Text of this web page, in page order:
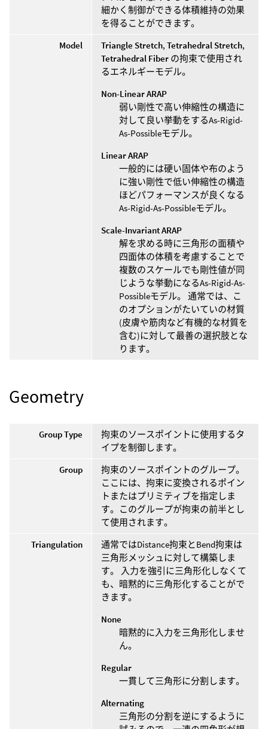
細かく制御ができる体積維持の効果
を得ることができます。
Model
Triangle Stretch, Tetrahedral Stretch,
Tetrahedral Fiber の拘束で使用され
るエネルギーモデル。
Non-Linear ARAP
弱い剛性で高い伸縮性の構造に
対して良い挙動をするAs-Rigid-
As-Possibleモデル。
Linear ARAP
一般的には硬い固体や布のよう
に強い剛性で低い伸縮性の構造
ほどパフォーマンスが良くなる
As-Rigid-As-Possibleモデル。
Scale-Invariant ARAP
解を求める時に三角形の面積や
四面体の体積を考慮することで
複数のスケールでも剛性値が同
じような挙動になるAs-Rigid-As-
Possibleモデル。 通常では、こ
のオプションがたいていの材質
(皮膚や筋肉など有機的な材質を
含む)に対して最善の選択肢とな
ります。
Geometry
Group Type
拘束のソースポイントに使用するタ
イプを制御します。
Group
拘束のソースポイントのグループ。
ここには、拘束に変換されるポイン
トまたはプリミティブを指定しま
す。このグループが拘束の前半とし
て使用されます。
Triangulation
通常ではDistance拘束とBend拘束は
三角形メッシュに対して構築しま
す。 入力を強引に三角形化しなくて
も、暗黙的に三角形化することがで
きます。
None
暗黙的に入力を三角形化しませ
ん。
Regular
一貫して三角形に分割します。
Alternating
三角形の分割を逆にするように